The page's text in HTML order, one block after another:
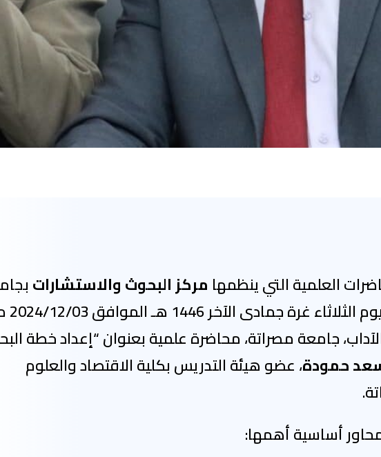
العلمية التي ينظمها مركز البحوث والاستشارات
جامعة مصراتة، محاضرة علمية بعنوان “إعداد خطة
حمودة، عضو هيئة التدريس بكلية الاقتصاد والعلوم
أساسية أهمها: